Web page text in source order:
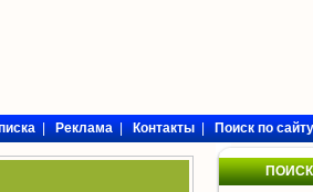
|Реклама|Контакты|Поиск по сайту